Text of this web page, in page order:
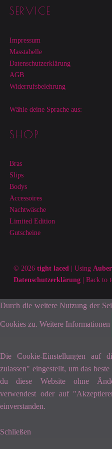
Footer sidebar
SERVICE
Impressum
Masstabelle
Datenschutzerklärung
AGB
Widerrufsbelehrung
Wähle deine Sprache aus:
SHOP
Bras
Slips
Bodys
Accessoires
Nachtwäsche
Limited Edition
Gutscheine
© 2026 tight laced | Using
Datenschutzerklärung | Back to
Durch die weitere Nutzung der
Cookies zu. Weitere Informationen
Die Cookie-Einstellungen auf
zulassen" eingestellt, um das
du diese Website ohne
verwendest oder auf
einverstanden.
Schließen